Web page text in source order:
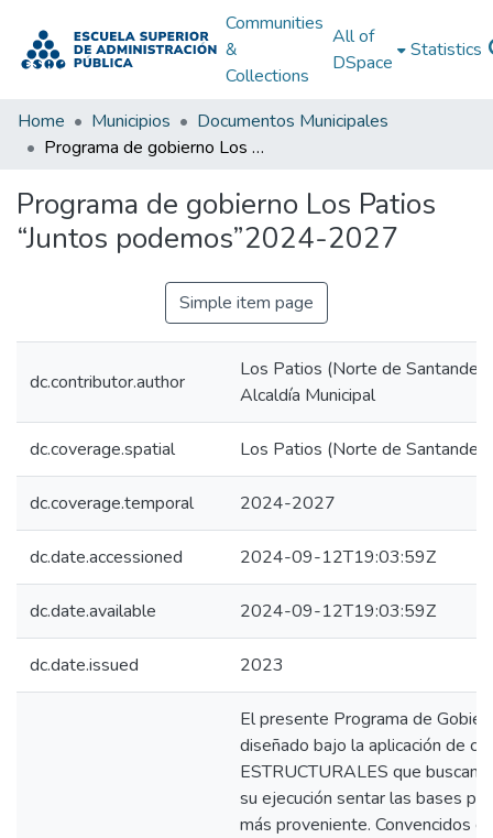
Communities
&
Collections
All of
DSpace
Statistics
Home Municipios
Documentos Municipales
Programa de gobierno Los Patios “Juntos podemos”2024-2027
Programa de gobierno Los Patios
“Juntos podemos”2024-2027
Simple item page
dc.contributor.author
Los Patios (Norte de Santander.
Alcaldía Municipal
dc.coverage.spatial Los Patios (Norte de Santander.
dc.coverage.temporal 2024-2027
dc.date.accessioned 2024-09-12T19:03:59Z
dc.date.available 2024-09-12T19:03:59Z
dc.date.issued 2023
El presente Programa de
diseñado bajo la aplicación de
ESTRUCTURALES que buscan
su ejecución sentar las bases
más proveniente. Convencidos